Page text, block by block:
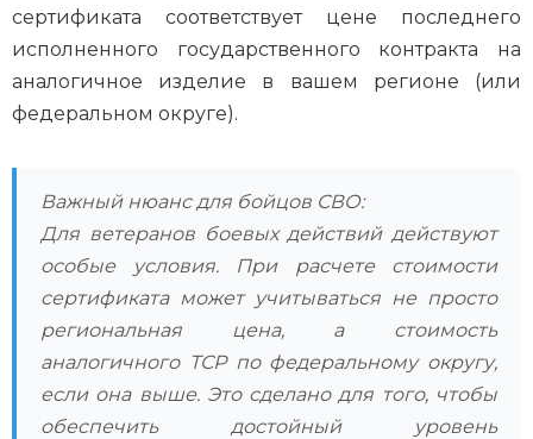
сертификата соответствует цене последнего
исполненного государственного контракта на
аналогичное изделие в вашем регионе (или
федеральном округе).
Важный нюанс для бойцов СВО:
Для ветеранов боевых действий действуют
особые условия. При расчете стоимости
сертификата может учитываться не просто
региональная цена, а стоимость
аналогичного ТСР по федеральному округу,
если она выше. Это сделано для того, чтобы
обеспечить достойный уровень